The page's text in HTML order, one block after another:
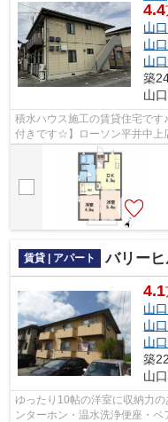
4.4
山
山
山
築
山
積水ハウス施工の賃貸住宅で
付きです☆】ローソン平井中上
ーＴＶモニターホン、照明器具
賃貸 | アパート バリー
4.1
山
山
山
築
山
ゆったり10帖の洋室に収納力
ンターホン・温水洗浄便座・